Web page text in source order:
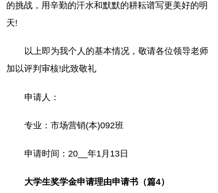
的挑战，用辛勤的汗水和默默的耕耘谱写更美好的明
天!
以上即为我个人的基本情况，敬请各位领导老师
加以评判审核!此致敬礼
申请人：
专业：市场营销(本)092班
申请时间：20__年1月13日
大学生奖学金申请理由申请书（篇4）